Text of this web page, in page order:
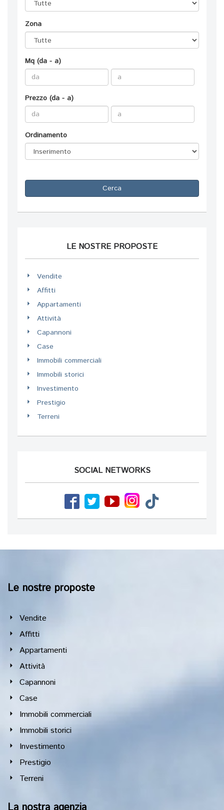
Zona
Mq (da - a)
Prezzo (da - a)
Ordinamento
Cerca
LE NOSTRE PROPOSTE
Vendite
Affitti
Appartamenti
Attività
Capannoni
Case
Immobili commerciali
Immobili storici
Investimento
Prestigio
Terreni
SOCIAL NETWORKS
Le nostre proposte
Vendite
Affitti
Appartamenti
Attività
Capannoni
Case
Immobili commerciali
Immobili storici
Investimento
Prestigio
Terreni